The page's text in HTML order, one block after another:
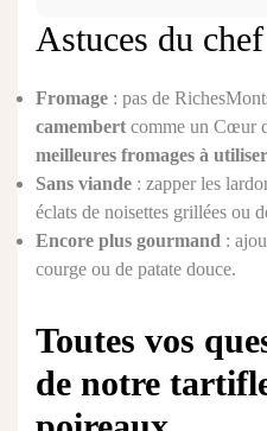
Astuces du chef
Fromage : pas de
camembert comme un Cœur
meilleures fromages à
Sans viande : zapper les
éclats de noisettes grillées ou
Encore plus gourmand :
courge ou de patate douce.
Toutes vos
de notre